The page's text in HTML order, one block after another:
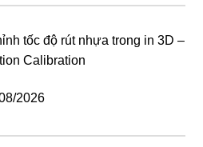
tốc độ rút nhựa trong in 3D –
Calibration
2026